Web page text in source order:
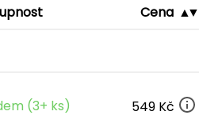
Cena
(3+ ks) 549 Kč